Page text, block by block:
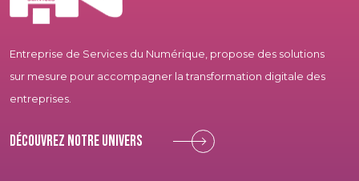
Entreprise de Services du Numérique, propose des solutions
sur mesure pour accompagner la transformation digitale des
entreprises.
Découvrez notre univers